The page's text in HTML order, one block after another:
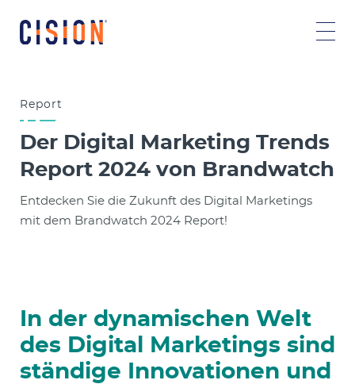
Report
Der Digital Marketing Trends
Report 2024 von Brandwatch
Entdecken Sie die Zukunft des Digital Marketings
mit dem Brandwatch 2024 Report!
In der dynamischen Welt
des Digital Marketings sind
ständige Innovationen und